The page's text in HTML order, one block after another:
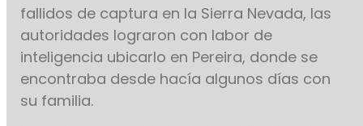
fallidos de captura en la Sierra Nevada, las
autoridades lograron con labor de
inteligencia ubicarlo en Pereira, donde se
encontraba desde hacía algunos días con
su familia.